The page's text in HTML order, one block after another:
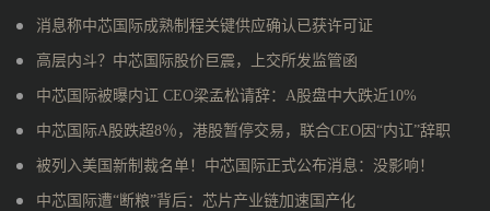
消息称中芯国际成熟制程关键供应确认已获许可证
高层内斗？中芯国际股价巨震，上交所发监管函
中芯国际被曝内讧 CEO梁孟松请辞：A股盘中大跌近10%
中芯国际A股跌超8％，港股暂停交易，联合CEO因“内讧”辞职
被列入美国新制裁名单！中芯国际正式公布消息：没影响！
中芯国际遭“断粮”背后：芯片产业链加速国产化